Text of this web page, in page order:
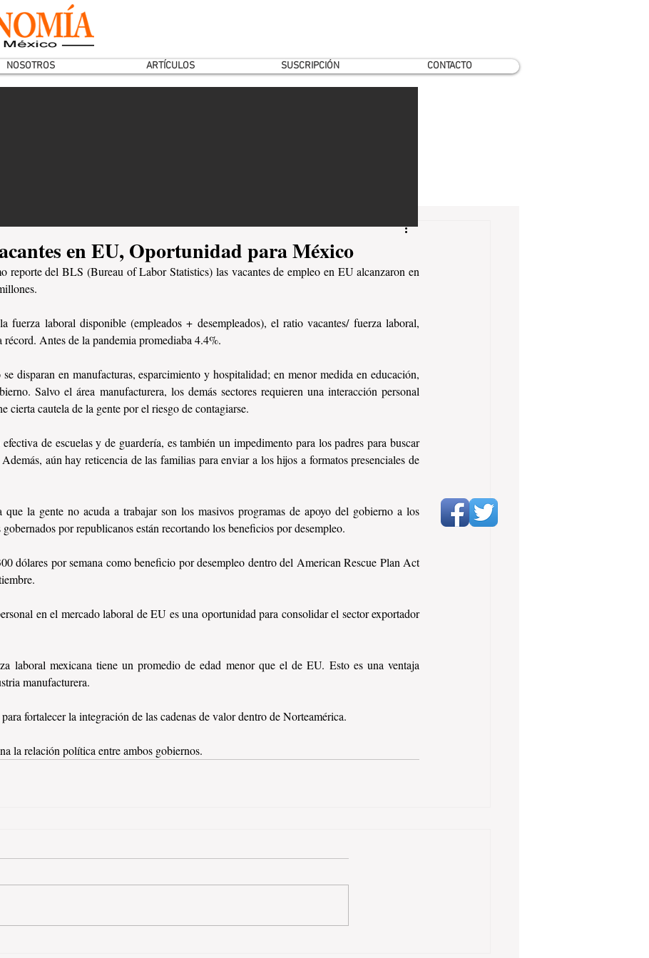
NOSOTROS ARTÍCULOS SUSCRIPCIÓN CONTACTO
en EU, Oportunidad para México
reporte del BLS (Bureau of Labor Statistics) las vacantes de empleo en EU alcanzaron en
fuerza laboral disponible (empleados + desempleados), el ratio vacantes/ fuerza laboral,
Antes de la pandemia promediaba 4.4%.
disparan en manufacturas, esparcimiento y hospitalidad; en menor medida en educación,
Salvo el área manufacturera, los demás sectores requieren una interacción personal
cierta cautela de la gente por el riesgo de contagiarse.
de escuelas y de guardería, es también un impedimento para los padres para buscar
aún hay reticencia de las familias para enviar a los hijos a formatos presenciales de
la gente no acuda a trabajar son los masivos programas de apoyo del gobierno a los
por republicanos están recortando los beneficios por desempleo.
dólares por semana como beneficio por desempleo dentro del American Rescue Plan Act
en el mercado laboral de EU es una oportunidad para consolidar el sector exportador
laboral mexicana tiene un promedio de edad menor que el de EU. Esto es una ventaja
manufacturera.
fortalecer la integración de las cadenas de valor dentro de Norteamérica.
la relación política entre ambos gobiernos.